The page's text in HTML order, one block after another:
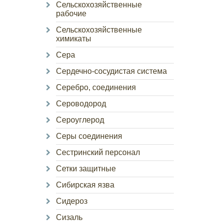
Сельскохозяйственные
рабочие
Сельскохозяйственные
химикаты
Сера
Сердечно-сосудистая система
Серебро, соединения
Сероводород
Сероуглерод
Серы соединения
Сестринский персонал
Сетки защитные
Сибирская язва
Сидероз
Сизаль